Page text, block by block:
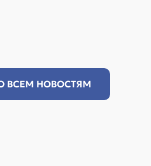
ВСЕМ НОВОСТЯМ